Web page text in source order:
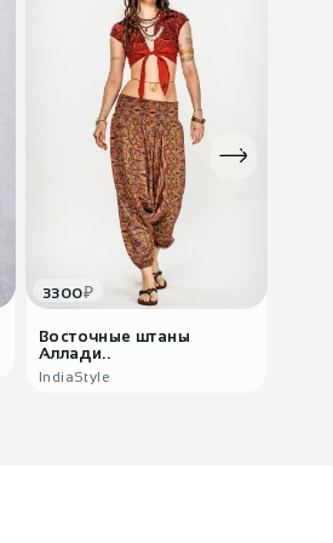
3300₽
Восточные штаны
Аллади..
IndiaStyle